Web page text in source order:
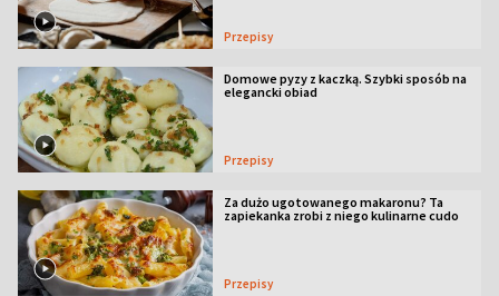
Przepisy
Domowe pyzy z kaczką. Szybki sposób na
elegancki obiad
Przepisy
Za dużo ugotowanego makaronu? Ta
zapiekanka zrobi z niego kulinarne cudo
Przepisy